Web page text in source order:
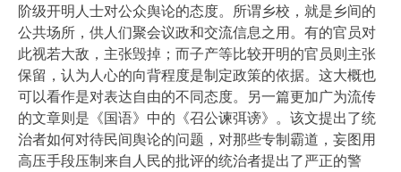
阶级开明人士对公众舆论的态度。所谓乡校，就是乡间的
公共场所，供人们聚会议政和交流信息之用。有的官员对
此视若大敌，主张毁掉；而子产等比较开明的官员则主张
保留，认为人心的向背程度是制定政策的依据。这大概也
可以看作是对表达自由的不同态度。另一篇更加广为流传
的文章则是《国语》中的《召公谏弭谤》。该文提出了统
治者如何对待民间舆论的问题，对那些专制霸道，妄图用
高压手段压制来自人民的批评的统治者提出了严正的警